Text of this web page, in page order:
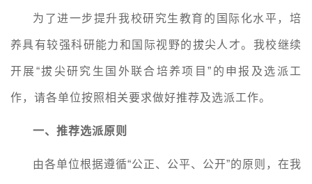
为了进一步提升我校研究生教育的国际化水平，培
养具有较强科研能力和国际视野的拔尖人才。我校继续
开展“拔尖研究生国外联合培养项目”的申报及选派工
作，请各单位按照相关要求做好推荐及选派工作。
一、推荐选派原则
由各单位根据遵循“公正、公平、公开”的原则，在我